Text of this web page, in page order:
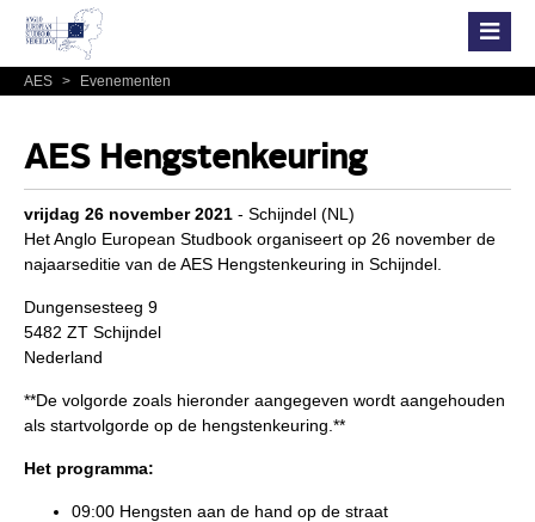
AES > Evenementen
AES Hengstenkeuring
vrijdag 26 november 2021- Schijndel (NL)
Het Anglo European Studbook organiseert op 26 november de
najaarseditie van de AES Hengstenkeuring in Schijndel.
Dungensesteeg 9
5482 ZT Schijndel
Nederland
**De volgorde zoals hieronder aangegeven wordt aangehouden
als startvolgorde op de hengstenkeuring.**
Het programma:
09:00 Hengsten aan de hand op de straat